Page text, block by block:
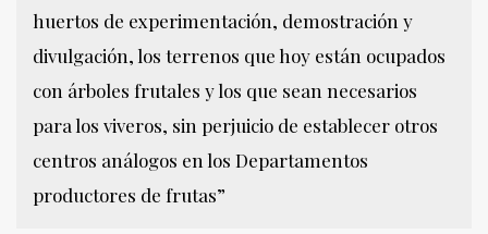
huertos de experimentación, demostración y
divulgación, los terrenos que hoy están ocupados
con árboles frutales y los que sean necesarios
para los viveros, sin perjuicio de establecer otros
centros análogos en los Departamentos
productores de frutas”